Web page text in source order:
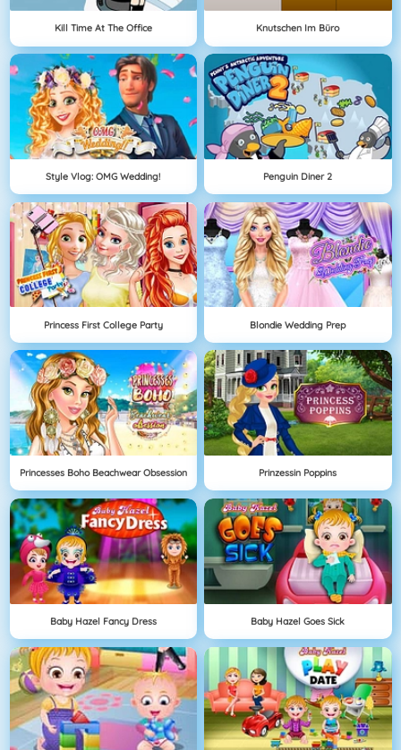
Kill Time At The Office Knutschen Im Büro
Style Vlog: OMG Wedding! Penguin Diner 2
Princess First College Party Blondie Wedding Prep
Princesses Boho Beachwear Obsession Prinzessin Poppins
Baby Hazel Fancy Dress Baby Hazel Goes Sick